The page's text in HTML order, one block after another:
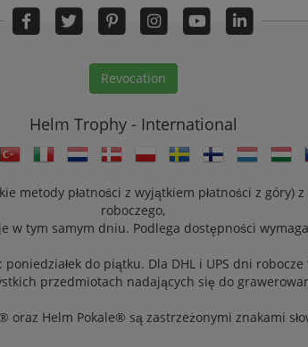
Revocation
Helm Trophy - International
metody płatności z wyjątkiem płatności z
roboczego,
w tym samym dniu. Podlega dostępności
do piątku. Dla DHL i UPS dni
przedmiotach nadających się do
oraz Helm Pokale® są zastrzeżonymi znakami